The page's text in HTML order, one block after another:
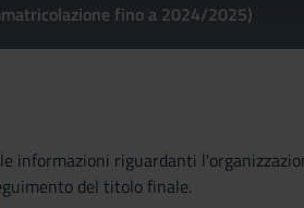
fino a 2024/2025)
informazioni riguardanti
del titolo finale.